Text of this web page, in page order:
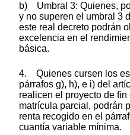
b) Umbral 3: Quienes,
y no superen el umbral 3
este real decreto podrán
excelencia en el
básica.
4. Quienes cursen los
párrafos g), h), e i) del
realicen el proyecto de
matrícula parcial, podrán
renta recogido en el
cuantía variable mínima.